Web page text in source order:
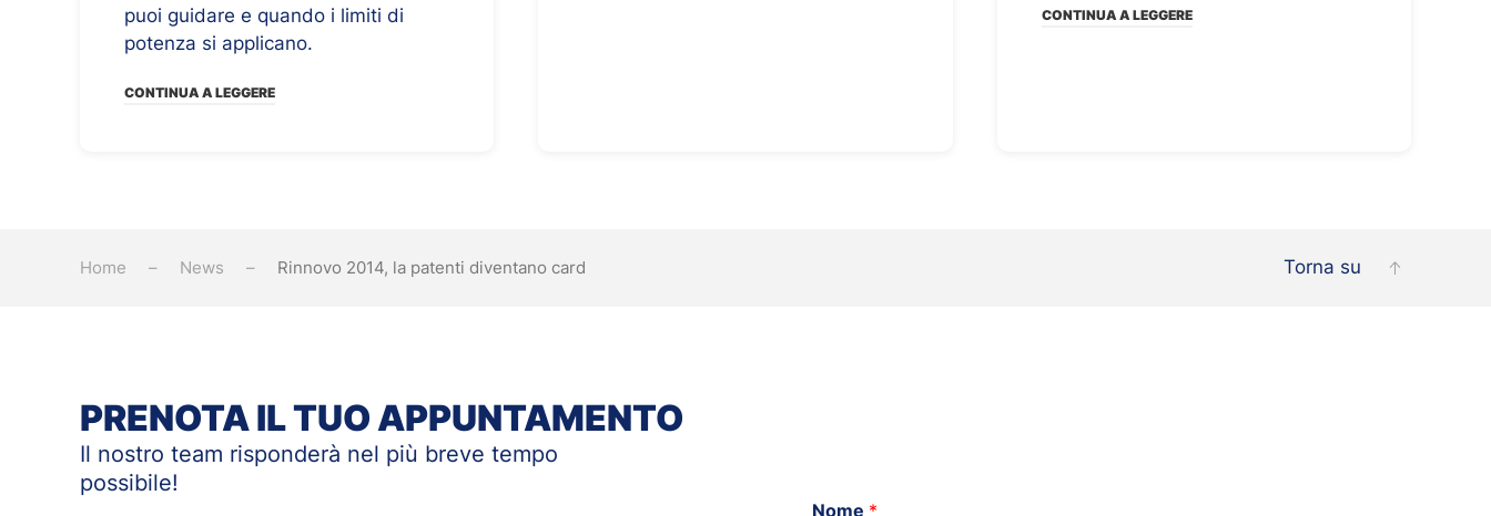
puoi guidare e quando i limiti di
potenza si applicano.
CONTINUA A LEGGERE
CONTINUA A LEGGERE
Home News Rinnovo 2014, la patenti diventano card Torna su
PRENOTA IL TUO APPUNTAMENTO
Il nostro team risponderà nel più breve tempo
possibile!
Nome *